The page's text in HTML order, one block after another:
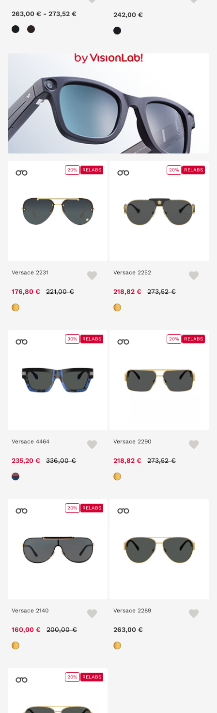
263,00 € - 273,52 € 242,00 €
Versace 2231
176,80 € Price reduced from
221,00 €
20% RELABS
Versace 2252
218,82 € Price reduced from
273,52 €
20% RELABS
Versace 4464
235,20 € Price reduced from
336,00 €
30% RELABS
Versace 2290
218,82 € Price reduced from
273,52 €
20% RELABS
Versace 2140
160,00 € Price reduced from
200,00 €
20% RELABS
Versace 2289
263,00 €
20% RELABS